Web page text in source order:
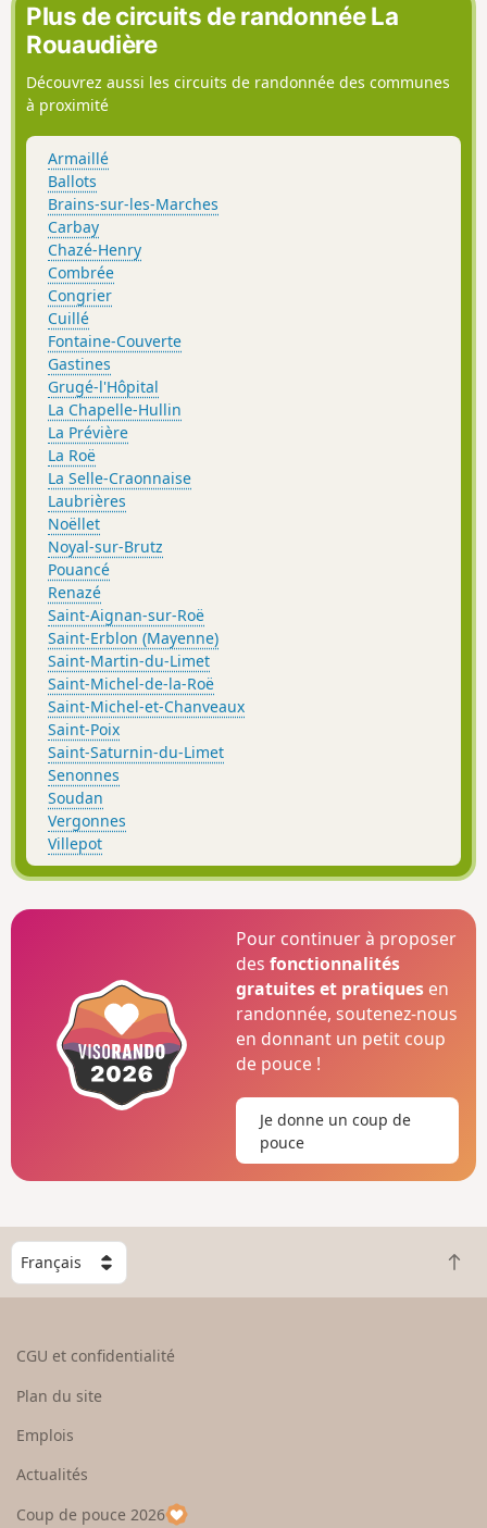
Plus de circuits de randonnée La
Rouaudière
Découvrez aussi les circuits de randonnée des communes
à proximité
Armaillé
Ballots
Brains-sur-les-Marches
Carbay
Chazé-Henry
Combrée
Congrier
Cuillé
Fontaine-Couverte
Gastines
Grugé-l'Hôpital
La Chapelle-Hullin
La Prévière
La Roë
La Selle-Craonnaise
Laubrières
Noëllet
Noyal-sur-Brutz
Pouancé
Renazé
Saint-Aignan-sur-Roë
Saint-Erblon (Mayenne)
Saint-Martin-du-Limet
Saint-Michel-de-la-Roë
Saint-Michel-et-Chanveaux
Saint-Poix
Saint-Saturnin-du-Limet
Senonnes
Soudan
Vergonnes
Villepot
Pour continuer à proposer
desfonctionnalités
gratuites et pratiques en
randonnée, soutenez-nous
en donnant un petit coup
de pouce !
Je donne un coup de
pouce
C
o
e
u
R
e
CGU et confidentialité
Plan du site
Emplois
Actualités
Coup de pouce 2026